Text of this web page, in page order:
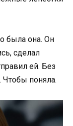
была она. Он
сделал
ей. Без
Чтобы поняла.